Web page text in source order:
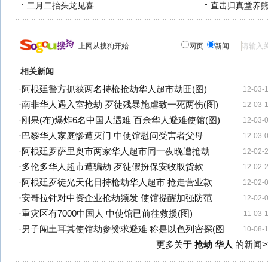
二月二抬头龙见喜 直击归真堂养
上网从搜狗开始 网页 新闻
相关新闻
12-03-
·阿根廷警方抓获两名持枪抢劫华人超市劫匪(图)
12-03-
·南非华人遇入室抢劫 歹徒残暴施虐致一死两伤(图)
12-03-
·刚果(布)爆炸6名中国人遇难 百余华人避难使馆(图)
12-03-
·巴黎华人家庭惨遭灭门 中使馆慰问受害者父母
12-02-
·阿根廷罗萨里奥市两家华人超市同一夜晚遭抢劫
12-02-
·多伦多华人超市遭骗劫 歹徒假扮保安收取货款
12-02-
·阿根廷歹徒光天化日持枪劫华人超市 抢走营业款
12-02-
·安哥拉针对中资企业抢劫频发 使馆提醒加强防范
11-03-
·重灾区有7000中国人 中使馆已前往救援(图)
10-08-
·男子闯土耳其使馆劫参赞求避难 称是以色列密探(图
更多关于 抢劫 华人 的新闻